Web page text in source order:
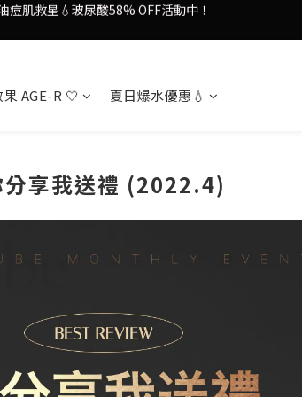
謝安琪愛用美容儀🌸護膚效果UP！
果凍噴霧！一噴即現美白光透肌✨
AGE-R 🤍 夏日爆水優惠💧
分享我送禮 (2022.4)